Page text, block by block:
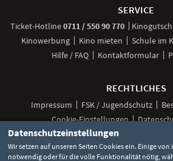
SERVICE
Ticket-Hotline0711 / 550 90 770anrufen
Kinowerbung
Kino mieten Schule im
Hilfe / FAQ
Kontaktformular
RECHTLICHES
Impressum FSK / Jugendschutz
Cookie-Einstellungen
Datenschutzeinstellungen
Wir setzen auf unseren Seiten Cookies ein. Einige
notwendig oder für die volle Funktionalität nötig,